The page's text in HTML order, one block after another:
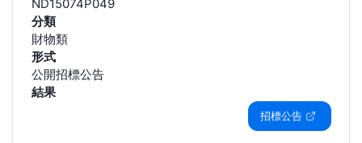
ND15074P049
分類
財物類
形式
公開招標公告
結果
招標公告